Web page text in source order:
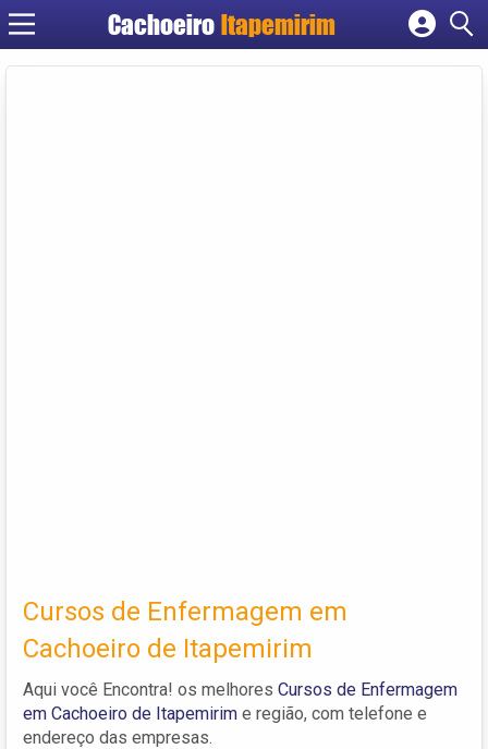
Cachoeiro Itapemirim
Cadastrar empresa
Cursos de Enfermagem em
Cachoeiro de Itapemirim
Aqui você Encontra! os melhores Cursos de Enfermagem
em Cachoeiro de Itapemirim e região, com telefone e
endereço das empresas.